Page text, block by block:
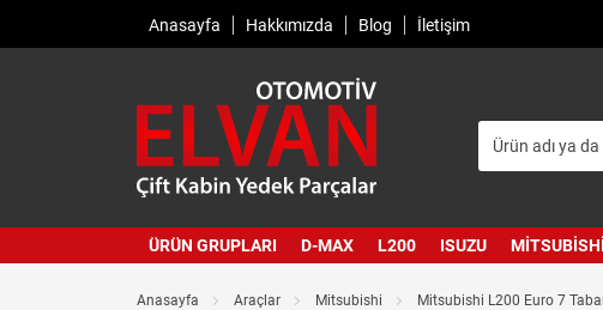
Anasayfa Hakkımızda Blog İletişim
ÜRÜN GRUPLARI D-MAX L200 ISUZU MITSUBISHI
Anasayfa Araçlar Mitsubishi Mitsubishi L200 Euro 7